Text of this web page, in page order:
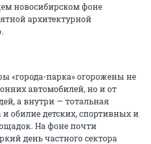
новосибирском фоне
архитектурной
«города-парка» огорожены не
автомобилей, но и от
а внутри — тотальная
обилие детских, спортивных и
На фоне почти
день частного сектора